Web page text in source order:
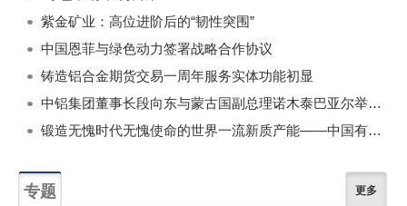
紫金矿业：高位进阶后的“韧性突围”
中国恩菲与绿色动力签署战略合作协议
铸造铝合金期货交易一周年服务实体功能初显
中铝集团董事长段向东与蒙古国副总理诺木泰巴亚尔举行会谈
锻造无愧时代无愧使命的世界一流新质产能——中国有色金属工业的战略应对与破局之道（二）
专题 更多